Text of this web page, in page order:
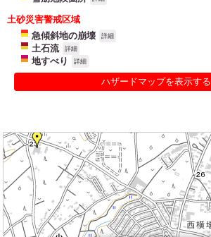
土砂災害警戒区域
急傾斜地の崩壊
詳細
土石流 詳細
地すべり 詳細
ハザードマップを表示する